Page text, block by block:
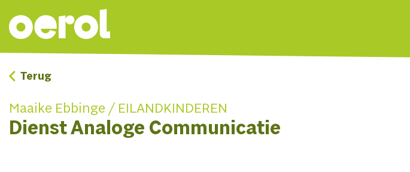
Terug
Maaike Ebbinge / EILANDKINDEREN
Dienst Analoge Communicatie